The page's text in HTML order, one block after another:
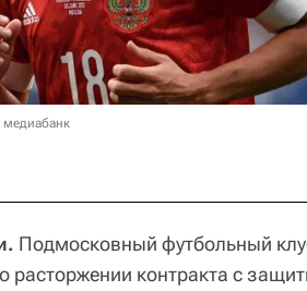
медиабанк
Подмосковный футбольный
о расторжении контракта с